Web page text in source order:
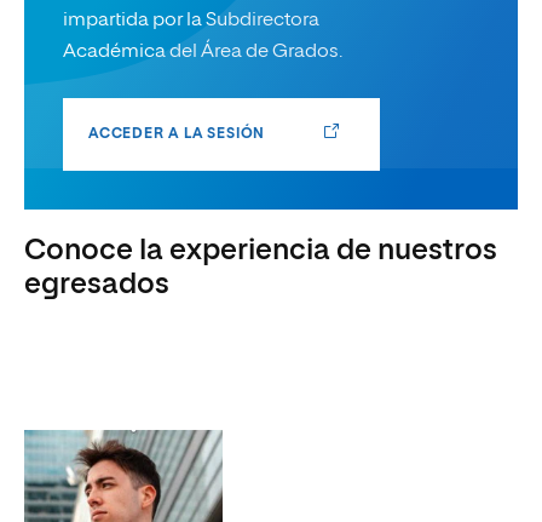
impartida por la Subdirectora
Académica del Área de Grados.
ACCEDER A LA SESIÓN
Conoce la experiencia de nuestros
egresados